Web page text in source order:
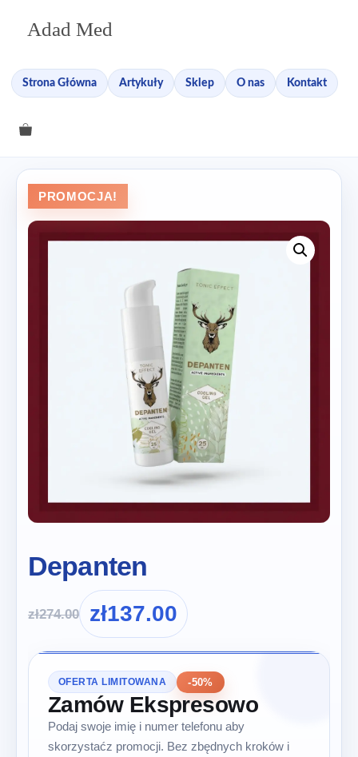
Adad Med
Strona Główna Artykuły Sklep O nas Kontakt
PROMOCJA!
Depanten
zł274.00 zł137.00
OFERTA LIMITOWANA -50%
Zamów Ekspresowo
Podaj swoje imię i numer telefonu aby
skorzystaćz promocji. Bez zbędnych kroków i